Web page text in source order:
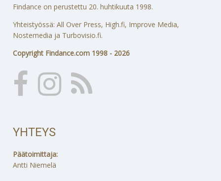
Findance on perustettu 20. huhtikuuta 1998.
Yhteistyössä: All Over Press, High.fi, Improve Media,
Nostemedia ja Turbovisio.fi.
Copyright Findance.com 1998 - 2026
YHTEYS
Päätoimittaja:
Antti Niemelä